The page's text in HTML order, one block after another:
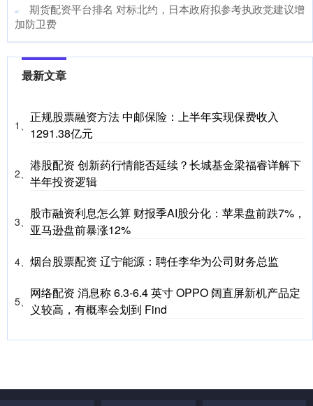
​期货配资平台排名 对标北约，日本政府拟参考执政党建议增
加防卫费
最新文章
1、
正规股票融资方法 中邮保险：上半年实现保费收入
1291.38亿元
2、
港股配资 创新药行情能否延续？长城基金梁福睿详解下
半年投资逻辑
3、
股市融资利息怎么算 财报季AI股分化：苹果盘前跌7%，
亚马逊盘前暴涨12%
4、 烟台股票配资 辽宁能源：聘任李华为公司财务总监
5、
网络配资 消息称 6.3-6.4 英寸 OPPO 阔直屏新机产品定
义较高，有概率会划到 Find